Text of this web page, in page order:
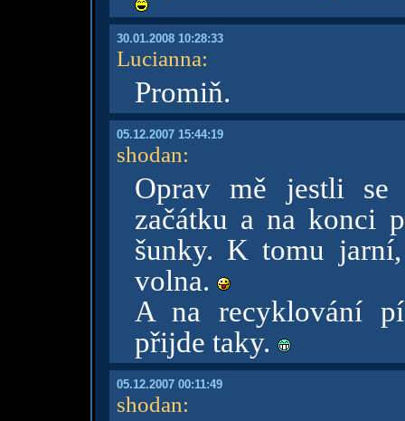
30.01.2008 10:28:33
Lucianna:
Promiň.
05.12.2007 15:44:19
shodan:
Oprav mě jestli
začátku a na konci
šunky. K tomu
volna.
A na recyklování
přijde taky.
05.12.2007 00:11:49
shodan: